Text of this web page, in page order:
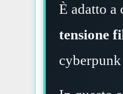
È adatto
tensione